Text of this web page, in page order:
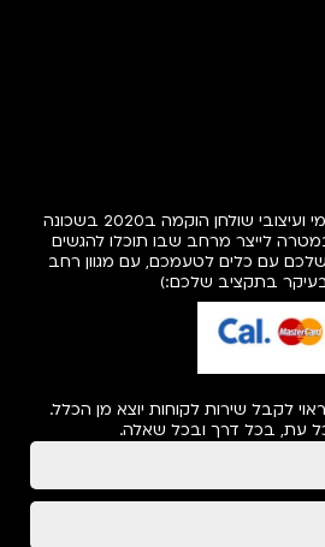
פעמיפו, חנות לכלי חד פעמי ועיצובי שולחן הוקמה ב2020 בשכונה
לייצר מרחב שבו תוכלו להגשים
עם כלים לטעמכם, עם מגוון רחב
ובעיקר בתקציב שלכם:)
לקבל שירות לקוחות יוצא מן הכלל.
עת, בכל דרך ובכל שאלה.